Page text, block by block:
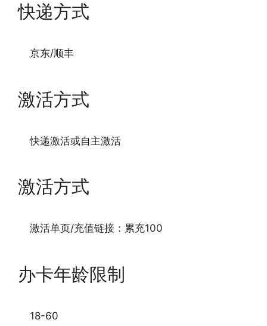
快递方式
京东/顺丰
激活方式
快递激活或自主激活
激活方式
激活单页/充值链接：累充100
办卡年龄限制
18-60